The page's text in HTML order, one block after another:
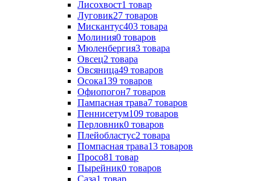
Лисохвост1 товар
Луговик27 товаров
Мискантус403 товара
Молиния0 товаров
Мюленбергия3 товара
Овсец2 товара
Овсяница49 товаров
Осока139 товаров
Офиопогон7 товаров
Пампасная трава7 товаров
Пеннисетум109 товаров
Перловник0 товаров
Плейобластус2 товара
Помпасная трава13 товаров
Просо81 товар
Пырейник0 товаров
Саза1 товар